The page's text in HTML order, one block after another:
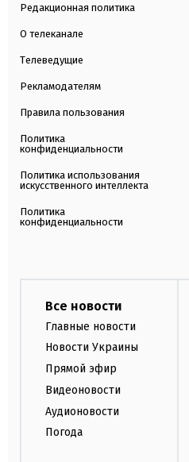
Редакционная политика
О телеканале
Телеведущие
Рекламодателям
Правила пользования
Политика
конфиденциальности
Политика использования
искусственного интеллекта
Политика
конфиденциальности
Все новости
Главные новости
Новости Украины
Прямой эфир
Видеоновости
Аудионовости
Погода